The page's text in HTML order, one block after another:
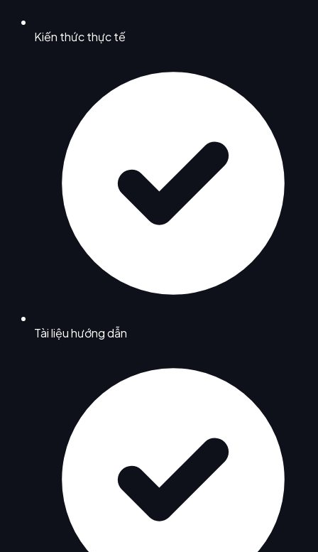
Kiến thức thực tế
Tài liệu hướng dẫn